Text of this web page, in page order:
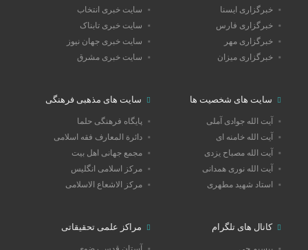
خبرگزاری ایسنا
خبرگزاری فارس
خبرگزاری مهر
خبرگزاری میزان
سایت خبری انتخاب
سایت خبری تابناک
سایت خبری جهان نیوز
سایت خبری مشرق
سایت های شخصیت ها
آیت الله جوادی آملی
آیت الله خامنه ای
آیت الله مصباح یزدی
آیت الله نوری همدانی
استاد شهید مطهری
سایت های مذهبی فرهنگی
پایگاه فرهنگی حلما
دائرة المعارف فقه اسلامی
مجمع جهانی اهل بیت
مرکز اسلامی انگلیس
مرکز الاشعاع الاسلامی
کانال های تلگرام مراکز علمی تحقیقاتی